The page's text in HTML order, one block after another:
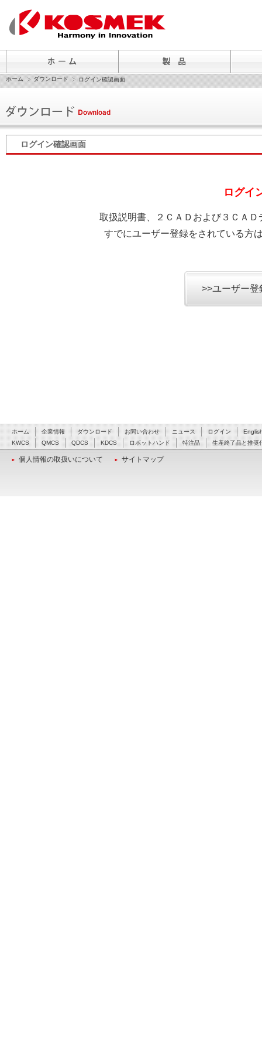
ホーム ダウンロード ログイン確認画面
ログイン確認画面
ログイ
取扱説明書、２ＣＡＤおよび３ＣＡ
すでにユーザー登録をされている方
>>ユーザー
ホーム 企業情報 ダウンロード お問い合わせ ニュース ログイン
KWCS
QMCS QDCS KDCS ロボットハンド 特注品 生産終了品と推奨
個人情報の取扱いについて サイトマップ